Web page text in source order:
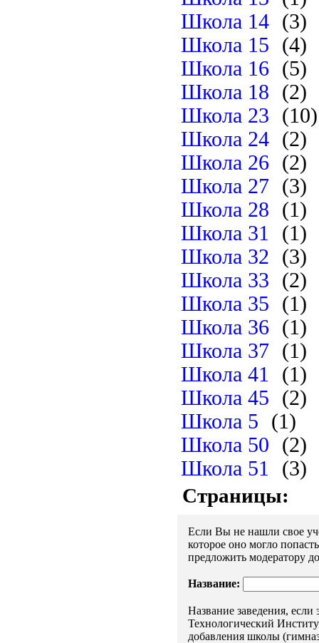
Школа 14 (3)
Школа 15
(4)
Школа 16
(5)
Школа 18
(2)
Школа 23
(10)
Школа 24 (2)
Школа 26
(2)
Школа 27 (3)
Школа 28
(1)
Школа 31
(1)
Школа 32
(3)
Школа 33
(2)
Школа 35
(1)
Школа 36
(1)
Школа 37 (1)
Школа 41
(1)
Школа 45
(2)
Школа 5
(1)
Школа 50
(2)
Школа 51
(3)
Страницы:
Если Вы не нашли свое
которое оно могло
предложить модератору
Название:
Название заведения,
Технологический
добавления школы